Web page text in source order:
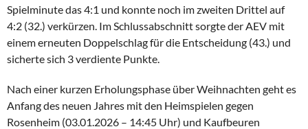
Spielminute das 4:1 und konnte noch im zweiten Drittel auf
4:2 (32.) verkürzen. Im Schlussabschnitt sorgte der AEV mit
einem erneuten Doppelschlag für die Entscheidung (43.) und
sicherte sich 3 verdiente Punkte.
Nach einer kurzen Erholungsphase über Weihnachten geht es
Anfang des neuen Jahres mit den Heimspielen gegen
Rosenheim (03.01.2026 – 14:45 Uhr) und Kaufbeuren